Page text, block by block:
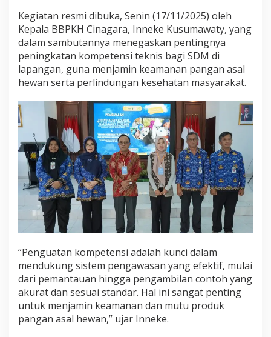
Kegiatan resmi dibuka, Senin (17/11/2025) oleh
Kepala BBPKH Cinagara, Inneke Kusumawaty, yang
dalam sambutannya menegaskan pentingnya
peningkatan kompetensi teknis bagi SDM di
lapangan, guna menjamin keamanan pangan asal
hewan serta perlindungan kesehatan masyarakat.
“Penguatan kompetensi adalah kunci dalam
mendukung sistem pengawasan yang efektif, mulai
dari pemantauan hingga pengambilan contoh yang
akurat dan sesuai standar. Hal ini sangat penting
untuk menjamin keamanan dan mutu produk
pangan asal hewan,” ujar Inneke.